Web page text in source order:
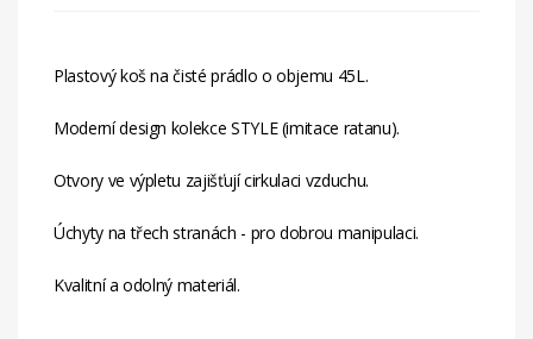
Plastový koš na čisté prádlo o objemu 45L.
Moderní design kolekce STYLE (imitace ratanu).
Otvory ve výpletu zajišťují cirkulaci vzduchu.
Úchyty na třech stranách - pro dobrou manipulaci.
Kvalitní a odolný materiál.